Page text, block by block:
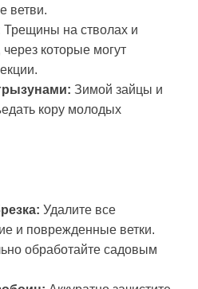
ветви.
Трещины на стволах и
которые могут
Зимой зайцы и
кору молодых
Удалите все
и поврежденные ветки.
обработайте садовым